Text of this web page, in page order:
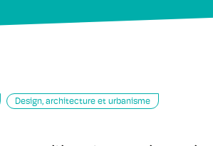
Design, architecture et urbanisme